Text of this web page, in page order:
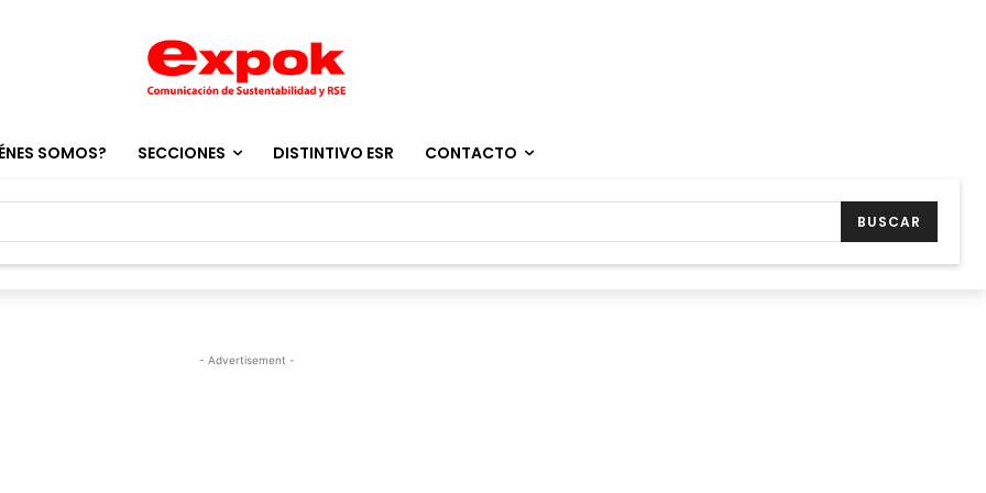
SOMOS? SECCIONES DISTINTIVO ESR CONTACTO
BUSCAR
- Advertisement -